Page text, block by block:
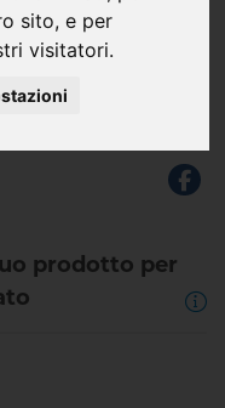
sito, e per
visitatori.
i vantaggi dell'alta
tempo e
il massimo dalla
prodotto per